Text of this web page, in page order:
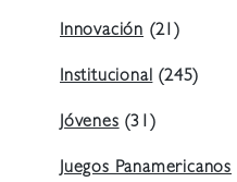
Innovación (21)
Institucional(245)
Jóvenes(31)
Juegos Panamericanos